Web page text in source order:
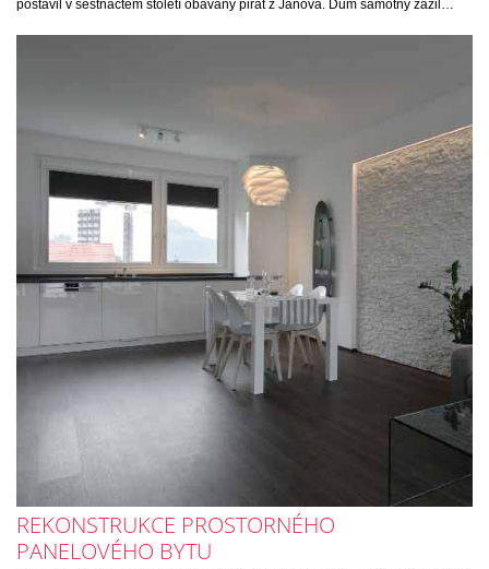
postavil v šestnáctém století obávaný pirát z Janova. Dům samotný zažil…
REKONSTRUKCE PROSTORNÉHO
PANELOVÉHO BYTU